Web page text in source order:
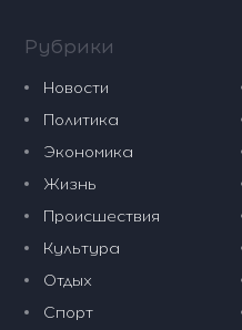
Рубрики
Новости
Политика
Экономика
Жизнь
Происшествия
Культура
Отдых
Спорт